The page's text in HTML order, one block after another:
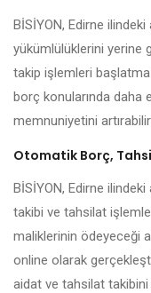
BİSİYON, Edirne
yükümlülüklerini yerine
takip işlemleri
borç konularında daha
memnuniyetini
Otomatik Borç,
BİSİYON, Edirne
takibi ve tahsilat
maliklerinin ödeyeceği
online olarak
aidat ve tahsilat takibini